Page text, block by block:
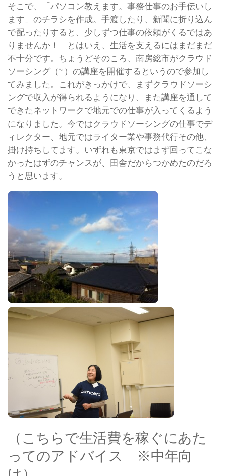
そこで、「パソコン教えます。事務仕事のお手伝いし
ます」のチラシを作成。手渡したり、新聞に折り込ん
で配ったりすると、少しずつ仕事の依頼がくるではあ
りませんか！ とはいえ、生活を支えるにはまだまだ
不十分です。ちょうどそのころ、南房総市がクラウド
ソーシング（*1）の講座を開催するというので参加し
てみました。これがきっかけで、まずクラウドソーシ
ングで収入が得られるようになり、また講座を通して
できたネットワークで地元での仕事が入ってくるよう
になりました。今ではクラウドソーシングの仕事でデ
ィレクター、地元ではライター業や事務代行その他、
掛け持ちしてます。いずれも東京ではまず回ってこな
かったはずのチャンスが、田舎だからつかめたのだろ
うと思います。
（こちらで生活費を稼ぐにあた
ってのアドバイス ※中年向